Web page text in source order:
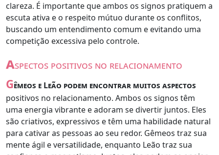
clareza. É importante que ambos os signos pratiquem a
escuta ativa e o respeito mútuo durante os conflitos,
buscando um entendimento comum e evitando uma
competição excessiva pelo controle.
aspectos positivos no relacionamento
Gêmeos e Leão podem encontrar muitos aspectos
positivos no relacionamento. Ambos os signos têm
uma energia vibrante e adoram se divertir juntos. Eles
são criativos, expressivos e têm uma habilidade natural
para cativar as pessoas ao seu redor. Gêmeos traz sua
mente ágil e versatilidade, enquanto Leão traz sua